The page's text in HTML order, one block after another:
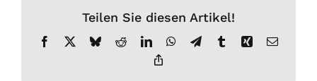
Teilen Sie diesen Artikel!
Facebook BlueskyRedditLinkedInWhatsApp
TelegramTumblrXing E-